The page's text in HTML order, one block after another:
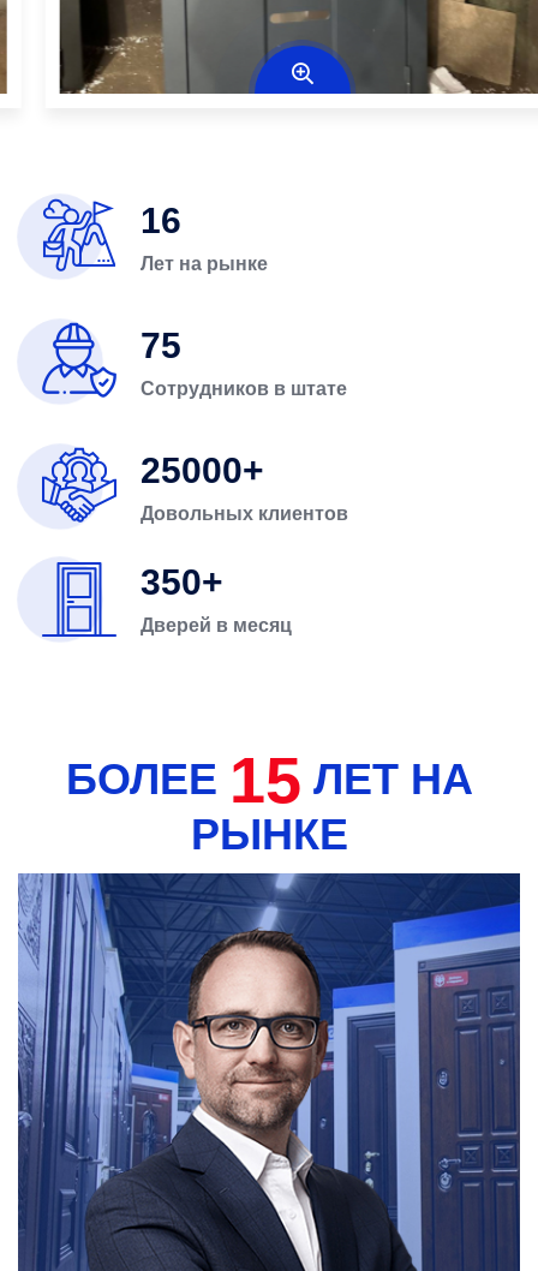
16
Лет на рынке
75
Сотрудников в штате
25000
Довольных клиентов
350
Дверей в месяц
БОЛЕЕ 15 ЛЕТ НА
РЫНКЕ